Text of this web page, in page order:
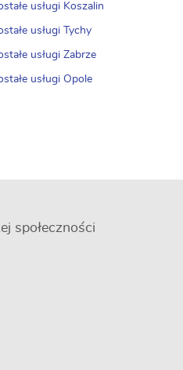
usługi Koszalin
usługi Tychy
usługi Zabrze
usługi Opole
społeczności